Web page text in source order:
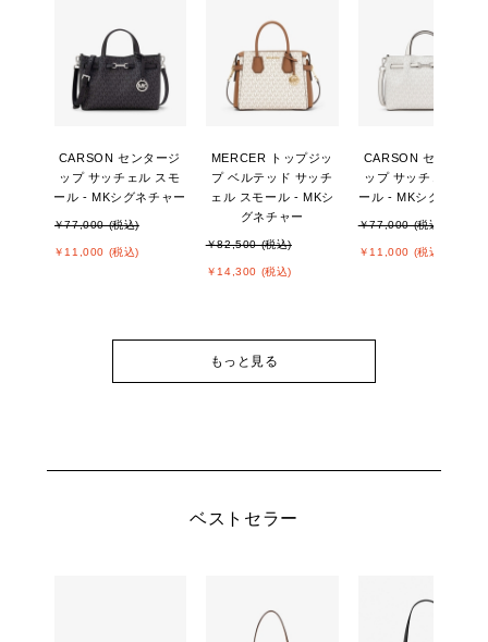
CARSON センタージ
ップ サッチェル スモ
ール - MKシグネチャー
￥77,000 (税込)
￥11,000 (税込)
MERCER トップジッ
プ ベルテッド サッチ
ェル スモール - MKシ
グネチャー
￥82,500 (税込)
￥14,300 (税込)
CARSON センタージ
ップ サッチェル スモ
ール - MKシグネチャ
￥77,000 (税込)
￥11,000 (税込)
もっと見る
ベストセラー